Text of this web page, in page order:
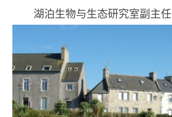
湖泊生物与生态研究室副主任